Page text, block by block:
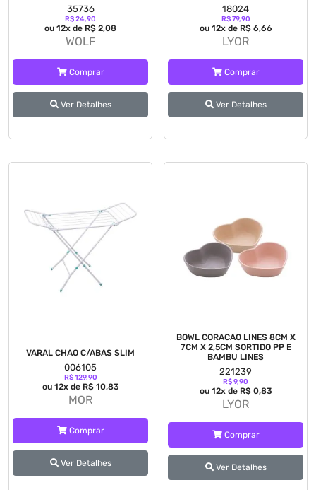
35736
R$ 24,90
ou 12x de R$ 2,08
WOLF
Comprar
Ver Detalhes
18024
R$ 79,90
ou 12x de R$ 6,66
LYOR
Comprar
Ver Detalhes
VARAL CHAO C/ABAS SLIM
006105
R$ 129,90
ou 12x de R$ 10,83
MOR
Comprar
Ver Detalhes
BOWL CORACAO LINES 8CM X
7CM X 2,5CM SORTIDO PP E
BAMBU LINES
221239
R$ 9,90
ou 12x de R$ 0,83
LYOR
Comprar
Ver Detalhes